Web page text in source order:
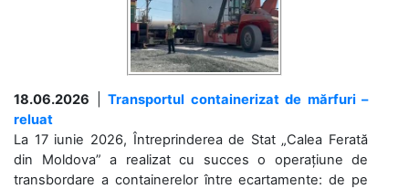
18.06.2026
Transportul containerizat de mărfuri –
reluat
La 17 iunie 2026, Întreprinderea de Stat „Calea Ferată
din Moldova” a realizat cu succes o operațiune de
transbordare a containerelor între ecartamente: de pe